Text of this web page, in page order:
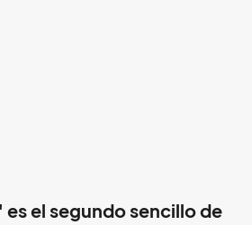
es el segundo sencillo de